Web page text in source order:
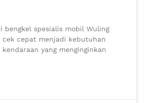
bengkel spesialis mobil Wuling
cek cepat menjadi kebutuhan
yang menginginkan